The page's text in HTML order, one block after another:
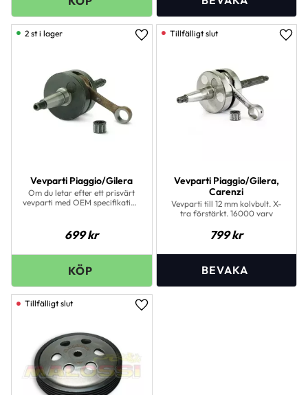
Vevparti Piaggio/Gilera
Om du letar efter ett prisvärt
vevparti med OEM specifikation
trimmade motorer. Passar ej
insprutningsmotorn.
699kr
Lägg till i favoriter
2 st i lager
Vevparti Piaggio/Gilera,
Carenzi
Vevparti till 12 mm kolvbult. X-
tra förstärkt. 16000 varv
799kr
Lägg till i favoriter